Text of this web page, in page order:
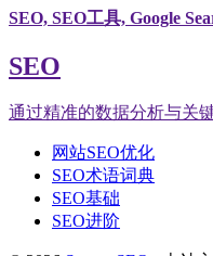
SEO, SEO工具, Google
SEO
通过精准的数据分析与关
网站SEO优化
SEO术语词典
SEO基础
SEO进阶